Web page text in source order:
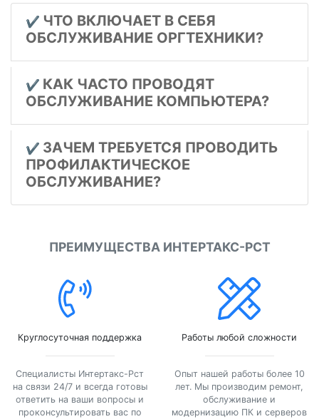
✔️ ЧТО ВКЛЮЧАЕТ В СЕБЯ
ОБСЛУЖИВАНИЕ ОРГТЕХНИКИ?
✔️ КАК ЧАСТО ПРОВОДЯТ
ОБСЛУЖИВАНИЕ КОМПЬЮТЕРА?
✔️ ЗАЧЕМ ТРЕБУЕТСЯ ПРОВОДИТЬ
ПРОФИЛАКТИЧЕСКОЕ
ОБСЛУЖИВАНИЕ?
ПРЕИМУЩЕСТВА ИНТЕРТАКС-РСТ
Круглосуточная поддержка
Специалисты Интертакс-Рст
на связи 24/7 и всегда готовы
ответить на ваши вопросы и
проконсультировать вас по
Работы любой сложности
Опыт нашей работы более 10
лет. Мы производим ремонт,
обслуживание и
модернизацию ПК и серверов